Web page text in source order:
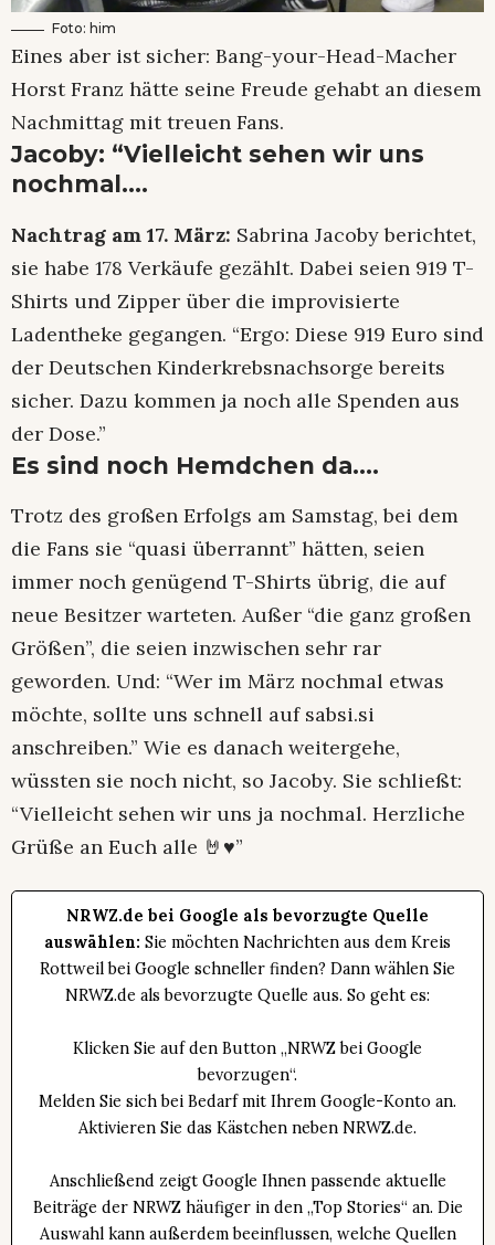
Foto: him
Eines aber ist sicher: Bang-your-Head-Macher
Horst Franz hätte seine Freude gehabt an diesem
Nachmittag mit treuen Fans.
Jacoby: “Vielleicht sehen wir uns
nochmal….
Nachtrag am 17. März: Sabrina Jacoby berichtet,
sie habe 178 Verkäufe gezählt. Dabei seien 919 T-
Shirts und Zipper über die improvisierte
Ladentheke gegangen. “Ergo: Diese 919 Euro sind
der Deutschen Kinderkrebsnachsorge bereits
sicher. Dazu kommen ja noch alle Spenden aus
der Dose.”
Es sind noch Hemdchen da….
Trotz des großen Erfolgs am Samstag, bei dem
die Fans sie “quasi überrannt” hätten, seien
immer noch genügend T-Shirts übrig, die auf
neue Besitzer warteten. Außer “die ganz großen
Größen”, die seien inzwischen sehr rar
geworden. Und: “Wer im März nochmal etwas
möchte, sollte uns schnell auf sabsi.si
anschreiben.” Wie es danach weitergehe,
wüssten sie noch nicht, so Jacoby. Sie schließt:
“Vielleicht sehen wir uns ja nochmal. Herzliche
Grüße an Euch alle 🤘♥️”
NRWZ.de bei Google als bevorzugte Quelle
auswählen: Sie möchten Nachrichten aus dem Kreis
Rottweil bei Google schneller finden? Dann wählen Sie
NRWZ.de als bevorzugte Quelle aus. So geht es:
Klicken Sie auf den Button „NRWZ bei Google
bevorzugen“.
Melden Sie sich bei Bedarf mit Ihrem Google-Konto an.
Aktivieren Sie das Kästchen neben NRWZ.de.
Anschließend zeigt Google Ihnen passende aktuelle
Beiträge der NRWZ häufiger in den „Top Stories“ an. Die
Auswahl kann außerdem beeinflussen, welche Quellen